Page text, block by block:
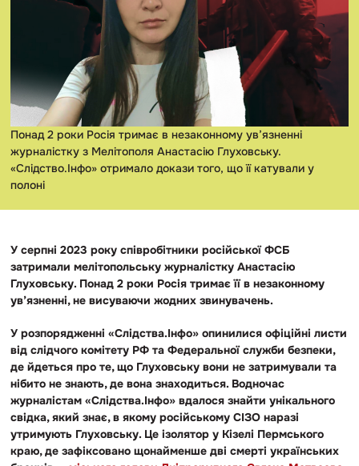
Понад 2 роки Росія тримає в незаконному ув’язненні
журналістку з Мелітополя Анастасію Глуховську.
«Слідство.Інфо» отримало докази того, що її катували у
полоні
У серпні 2023 року співробітники російської ФСБ
затримали мелітопольську журналістку Анастасію
Глуховську. Понад 2 роки Росія тримає її в незаконному
ув’язненні, не висуваючи жодних звинувачень.
У розпорядженні «Слідства.Інфо» опинилися офіційні листи
від слідчого комітету РФ та Федеральної служби безпеки,
де йдеться про те, що Глуховську вони не затримували та
нібито не знають, де вона знаходиться. Водночас
журналістам «Слідства.Інфо» вдалося знайти унікального
свідка, який знає, в якому російському СІЗО наразі
утримують Глуховську. Це ізолятор у Кізелі Пермського
краю, де зафіксовано щонайменше дві смерті українських